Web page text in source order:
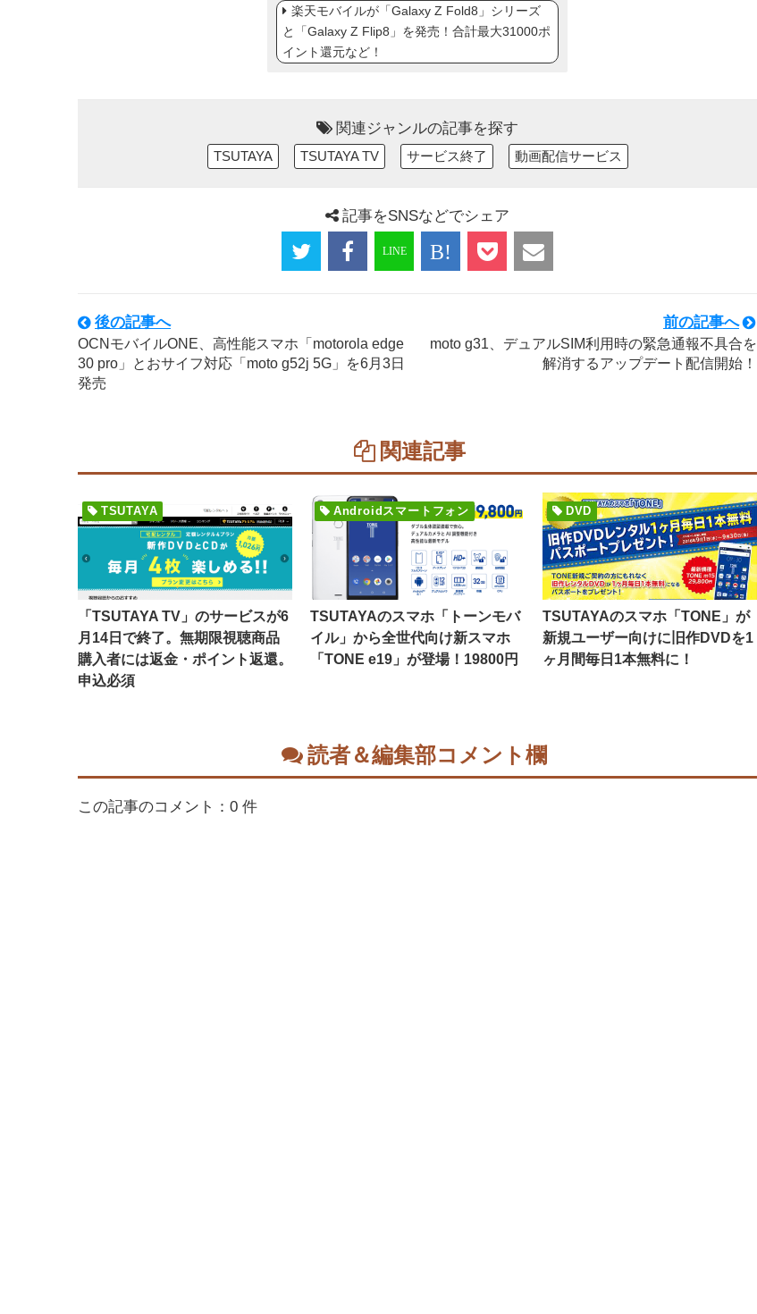
楽天モバイルが「Galaxy Z Fold8」シリーズ
と「Galaxy Z Flip8」を発売！合計最大31000ポ
イント還元など！
関連ジャンルの記事を探す
TSUTAYA TSUTAYA TV サービス終了 動画配信サービス
記事をSNSなどでシェア
後の記事へ
OCNモバイルONE、高性能スマホ「motorola edge
30 pro」とおサイフ対応「moto g52j 5G」を6月3日
発売
前の記事へ
moto g31、デュアルSIM利用時の緊急通報不具合を
解消するアップデート配信開始！
関連記事
TSUTAYA
「TSUTAYA TV」のサービスが6
月14日で終了。無期限視聴商品
購入者には返金・ポイント返還。
申込必須
Androidスマートフォン
TSUTAYAのスマホ「トーンモバ
イル」から全世代向け新スマホ
「TONE e19」が登場！19800円
DVD
TSUTAYAのスマホ「TONE」が
新規ユーザー向けに旧作DVDを1
ヶ月間毎日1本無料に！
読者＆編集部コメント欄
この記事のコメント：0 件